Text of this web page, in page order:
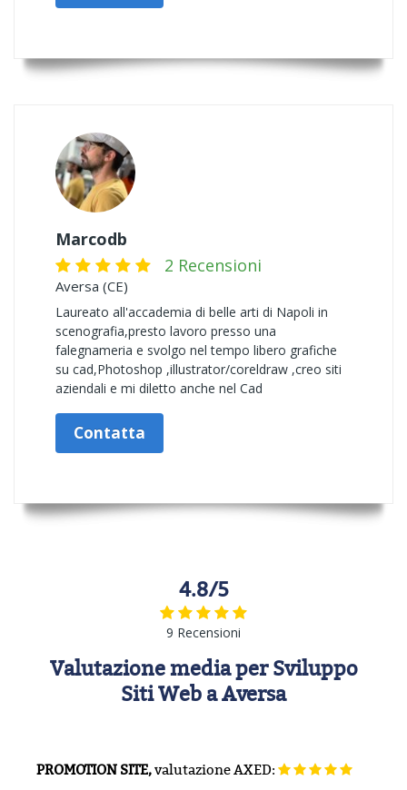
Marcodb
2 Recensioni
Aversa (CE)
Laureato all'accademia di belle arti di Napoli in
scenografia,presto lavoro presso una
falegnameria e svolgo nel tempo libero grafiche
su cad,Photoshop ,illustrator/coreldraw ,creo siti
aziendali e mi diletto anche nel Cad
Contatta
4.8/5
9 Recensioni
Valutazione media per Sviluppo
Siti Web a Aversa
PROMOTION SITE,valutazioneAXED: